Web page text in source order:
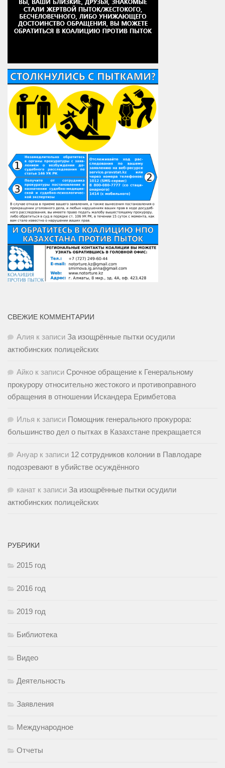
СВЕЖИЕ КОММЕНТАРИИ
Алия к записи За изощрённые пытки осудили
актюбинских полицейских
Айко к записи Срочное обращение к Генеральному
прокурору относительно жестокого и противоправного
обращения в отношении Искандера Еримбетова
Илья к записи Помощник генерального прокурора:
большинство дел о пытках в Казахстане прекращается
Ануар к записи 12 сотрудников колонии в Павлодаре
подозревают в убийстве осуждённого
канат к записи За изощрённые пытки осудили
актюбинских полицейских
РУБРИКИ
2015 год
2016 год
2019 год
Библиотека
Видео
Деятельность
Заявления
Международное
Отчеты